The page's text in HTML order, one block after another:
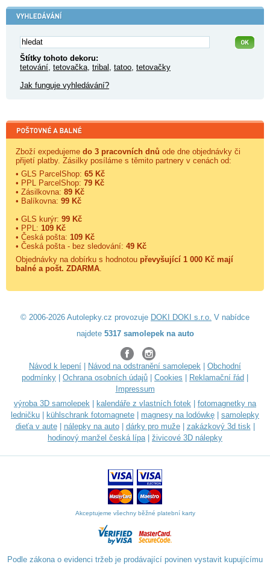
Štítky tohoto dekoru:
tetování, tetovačka, tribal , tatoo, tetovačky
Jak funguje vyhledávání?
Zboží expedujeme do 3 pracovních dnů ode dne objednávky či
přijetí platby. Zásilky posíláme s těmito partnery v cenách od:
• GLS ParcelShop: 65 Kč
• PPL ParcelShop: 79 Kč
• Zásilkovna: 89 Kč
• Balíkovna: 99 Kč
• GLS kurýr: 99 Kč
• PPL: 109 Kč
• Česká pošta: 109 Kč
• Česká pošta - bez sledování: 49 Kč
Objednávky na dobírku s hodnotou převyšující 1 000 Kč mají
balné a pošt. ZDARMA.
© 2006-2026 Autolepky.cz provozuje DOKI DOKI s.r.o. V nabídce
najdete 5317 samolepek na auto
Návod k lepení Návod na odstranění samolepek
Obchodní
podmínky
Ochrana osobních údajů Cookies Reklamační řád
Impressum
výroba 3D samolepek
kalendáře z vlastních fotek
fotomagnetky na
ledničku
kühlschrank fotomagnete magnesy na lodówkę
samolepky
dieťa v aute| nálepky na auto| dárky pro muže| zakázkový 3d tisk|
hodinový manžel česká lípa| živicové 3D nálepky
Akceptujeme všechny běžné platební karty
Podle zákona o evidenci tržeb je prodávající povinen vystavit kupujícímu